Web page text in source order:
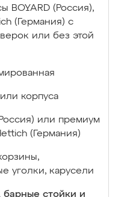
BOYARD (Россия),
(Германия) с
или без этой
корпуса
или премиум
(Германия)
уголки, карусели
барные стойки и